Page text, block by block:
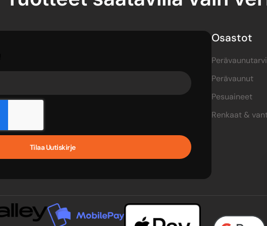
Tilaa Uutiskirje
Osastot
Perävaunut
Pesuaineet
Renkaat &